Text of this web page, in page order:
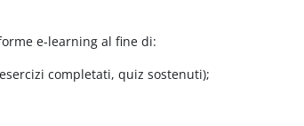
e-learning al fine di:
completati, quiz sostenuti);